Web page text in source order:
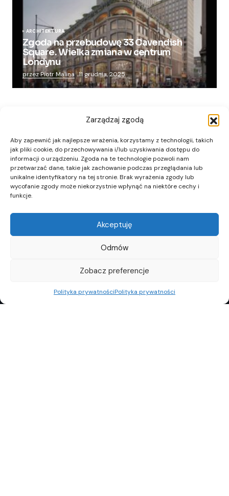
Zarządzaj zgodą
Aby zapewnić jak najlepsze wrażenia, korzystamy z technologii, takich
jak pliki cookie, do przechowywania i/lub uzyskiwania dostępu do
informacji o urządzeniu. Zgoda na te technologie pozwoli nam
przetwarzać dane, takie jak zachowanie podczas przeglądania lub
unikalne identyfikatory na tej stronie. Brak wyrażenia zgody lub
wycofanie zgody może niekorzystnie wpłynąć na niektóre cechy i
funkcje.
Akceptuję
Odmów
Zobacz preferencje
Polityka prywatnościPolityka prywatności
ARCHITEKTURA
Zgoda na przebudowę 33 Cavendish
Square. Wielka zmiana w centrum
Londynu
przez Piotr Malina 11 grudnia, 2025